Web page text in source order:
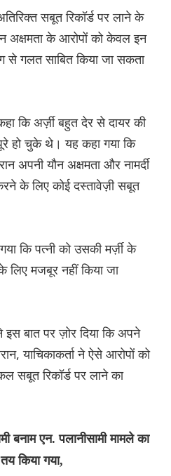
सबूत रिकॉर्ड पर लाने के
अक्षमता के आरोपों को केवल इन
से गलत साबित किया जा सकता
कि अर्ज़ी बहुत देर से दायर की
हो चुके थे। यह कहा गया कि
अपनी यौन अक्षमता और नामर्दी
के लिए कोई दस्तावेज़ी सबूत
कि पत्नी को उसकी मर्ज़ी के
मजबूर नहीं किया जा
इस बात पर ज़ोर दिया कि अपने
याचिकाकर्ता ने ऐसे आरोपों को
सबूत रिकॉर्ड पर लाने का
बनाम एन. पलानीसामी मामले का
किया गया,